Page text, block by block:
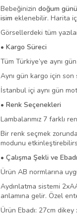
Bebeğinizin doğum
isim eklenebilir. Harita
Görsellerdeki tüm
• Kargo Süreci
Tüm Türkiye’ye aynı
Aynı gün kargo için
İstanbul içi aynı gün
• Renk Seçenekleri
Lambalarımız 7 farklı
Bir renk seçmek
modunu
• Çalışma Şekli ve Ebadı
Ürün AB normlarına
Aydınlatma sistemi
anlamına gelir. Özel
Ürün Ebadı: 27cm